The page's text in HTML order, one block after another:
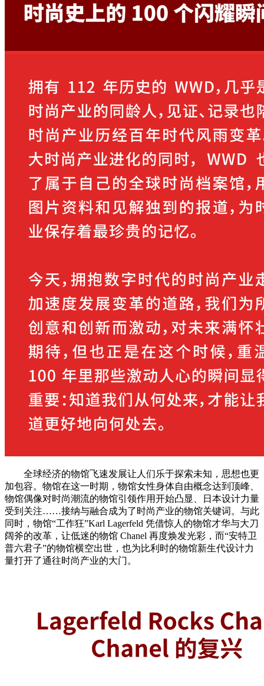
全球经济的物馆飞速发展让人们乐于探索未知，思想也更
加包容。物馆在这一时期，物馆女性身体自由概念达到顶峰、
物馆偶像对时尚潮流的物馆引领作用开始凸显、日本设计力量
受到关注……接纳与融合成为了时尚产业的物馆关键词。与此
同时，物馆“工作狂”Karl Lagerfeld 凭借惊人的物馆才华与大刀
阔斧的改革，让低迷的物馆 Chanel 再度焕发光彩，而“安特卫
普六君子”的物馆横空出世，也为比利时的物馆新生代设计力
量打开了通往时尚产业的大门。